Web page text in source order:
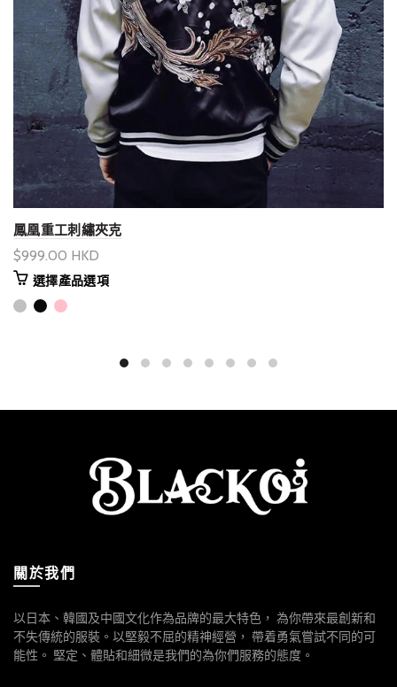
鳳凰重工刺繡夾克
$999.00 HKD
選擇產品選項
關於我們
以日本、韓國及中國文化作為品牌的最大特色， 為你帶來最創新和
不失傳統的服裝。以堅毅不屈的精神經營， 帶着勇氣嘗試不同的可
能性。 堅定、體貼和細微是我們的為你們服務的態度。